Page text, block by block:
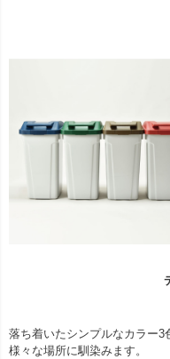
落ち着いたシンプルなカラー
様々な場所に馴染みます。